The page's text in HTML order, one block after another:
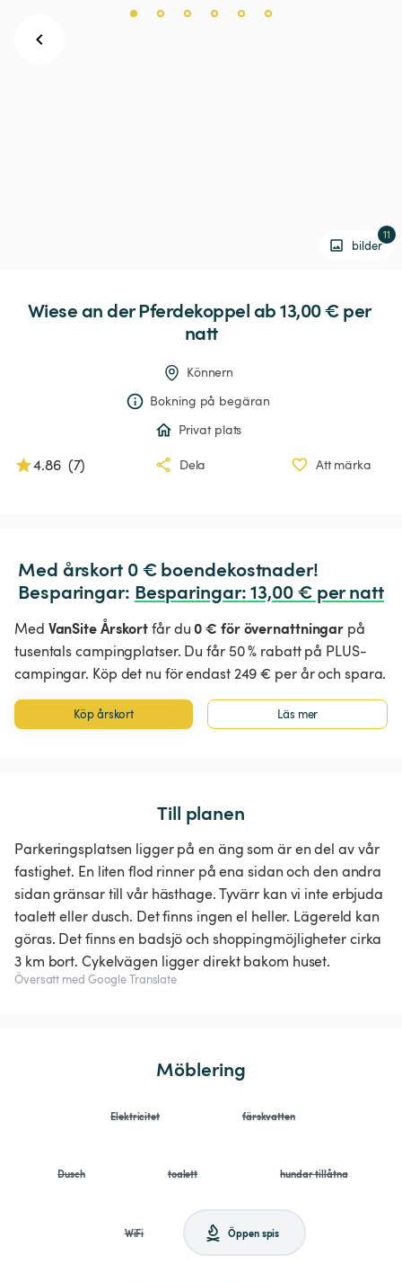
bilder
11
WieseanderPferdekoppel ab 13,00 € per
natt
Könnern
Bokning på begäran
Privat plats
4.86 (7) Dela Att märka
Med årskort 0 € boendekostnader!
Besparingar: Besparingar: 13,00 € per natt
Med VanSite Årskortfår du0 € för övernattningar på
tusentals campingplatser. Du får 50 % rabatt på PLUS-
campingar. Köp det nu för endast 249 € per år och spara.
Köp årskort Läs mer
Till planen
Parkeringsplatsen ligger på en äng som är en del av vår
fastighet. En liten flod rinner på ena sidan och den andra
sidan gränsar till vår hästhage. Tyvärr kan vi inte erbjuda
toalett eller dusch. Det finns ingen el heller. Lägereld kan
göras. Det finns en badsjö och shoppingmöjligheter cirka
3 km bort. Cykelvägen ligger direkt bakom huset.
Översatt med Google Translate
Möblering
Elektricitet färskvatten
Dusch toalett hundar tillåtna
WiFi Öppen spis